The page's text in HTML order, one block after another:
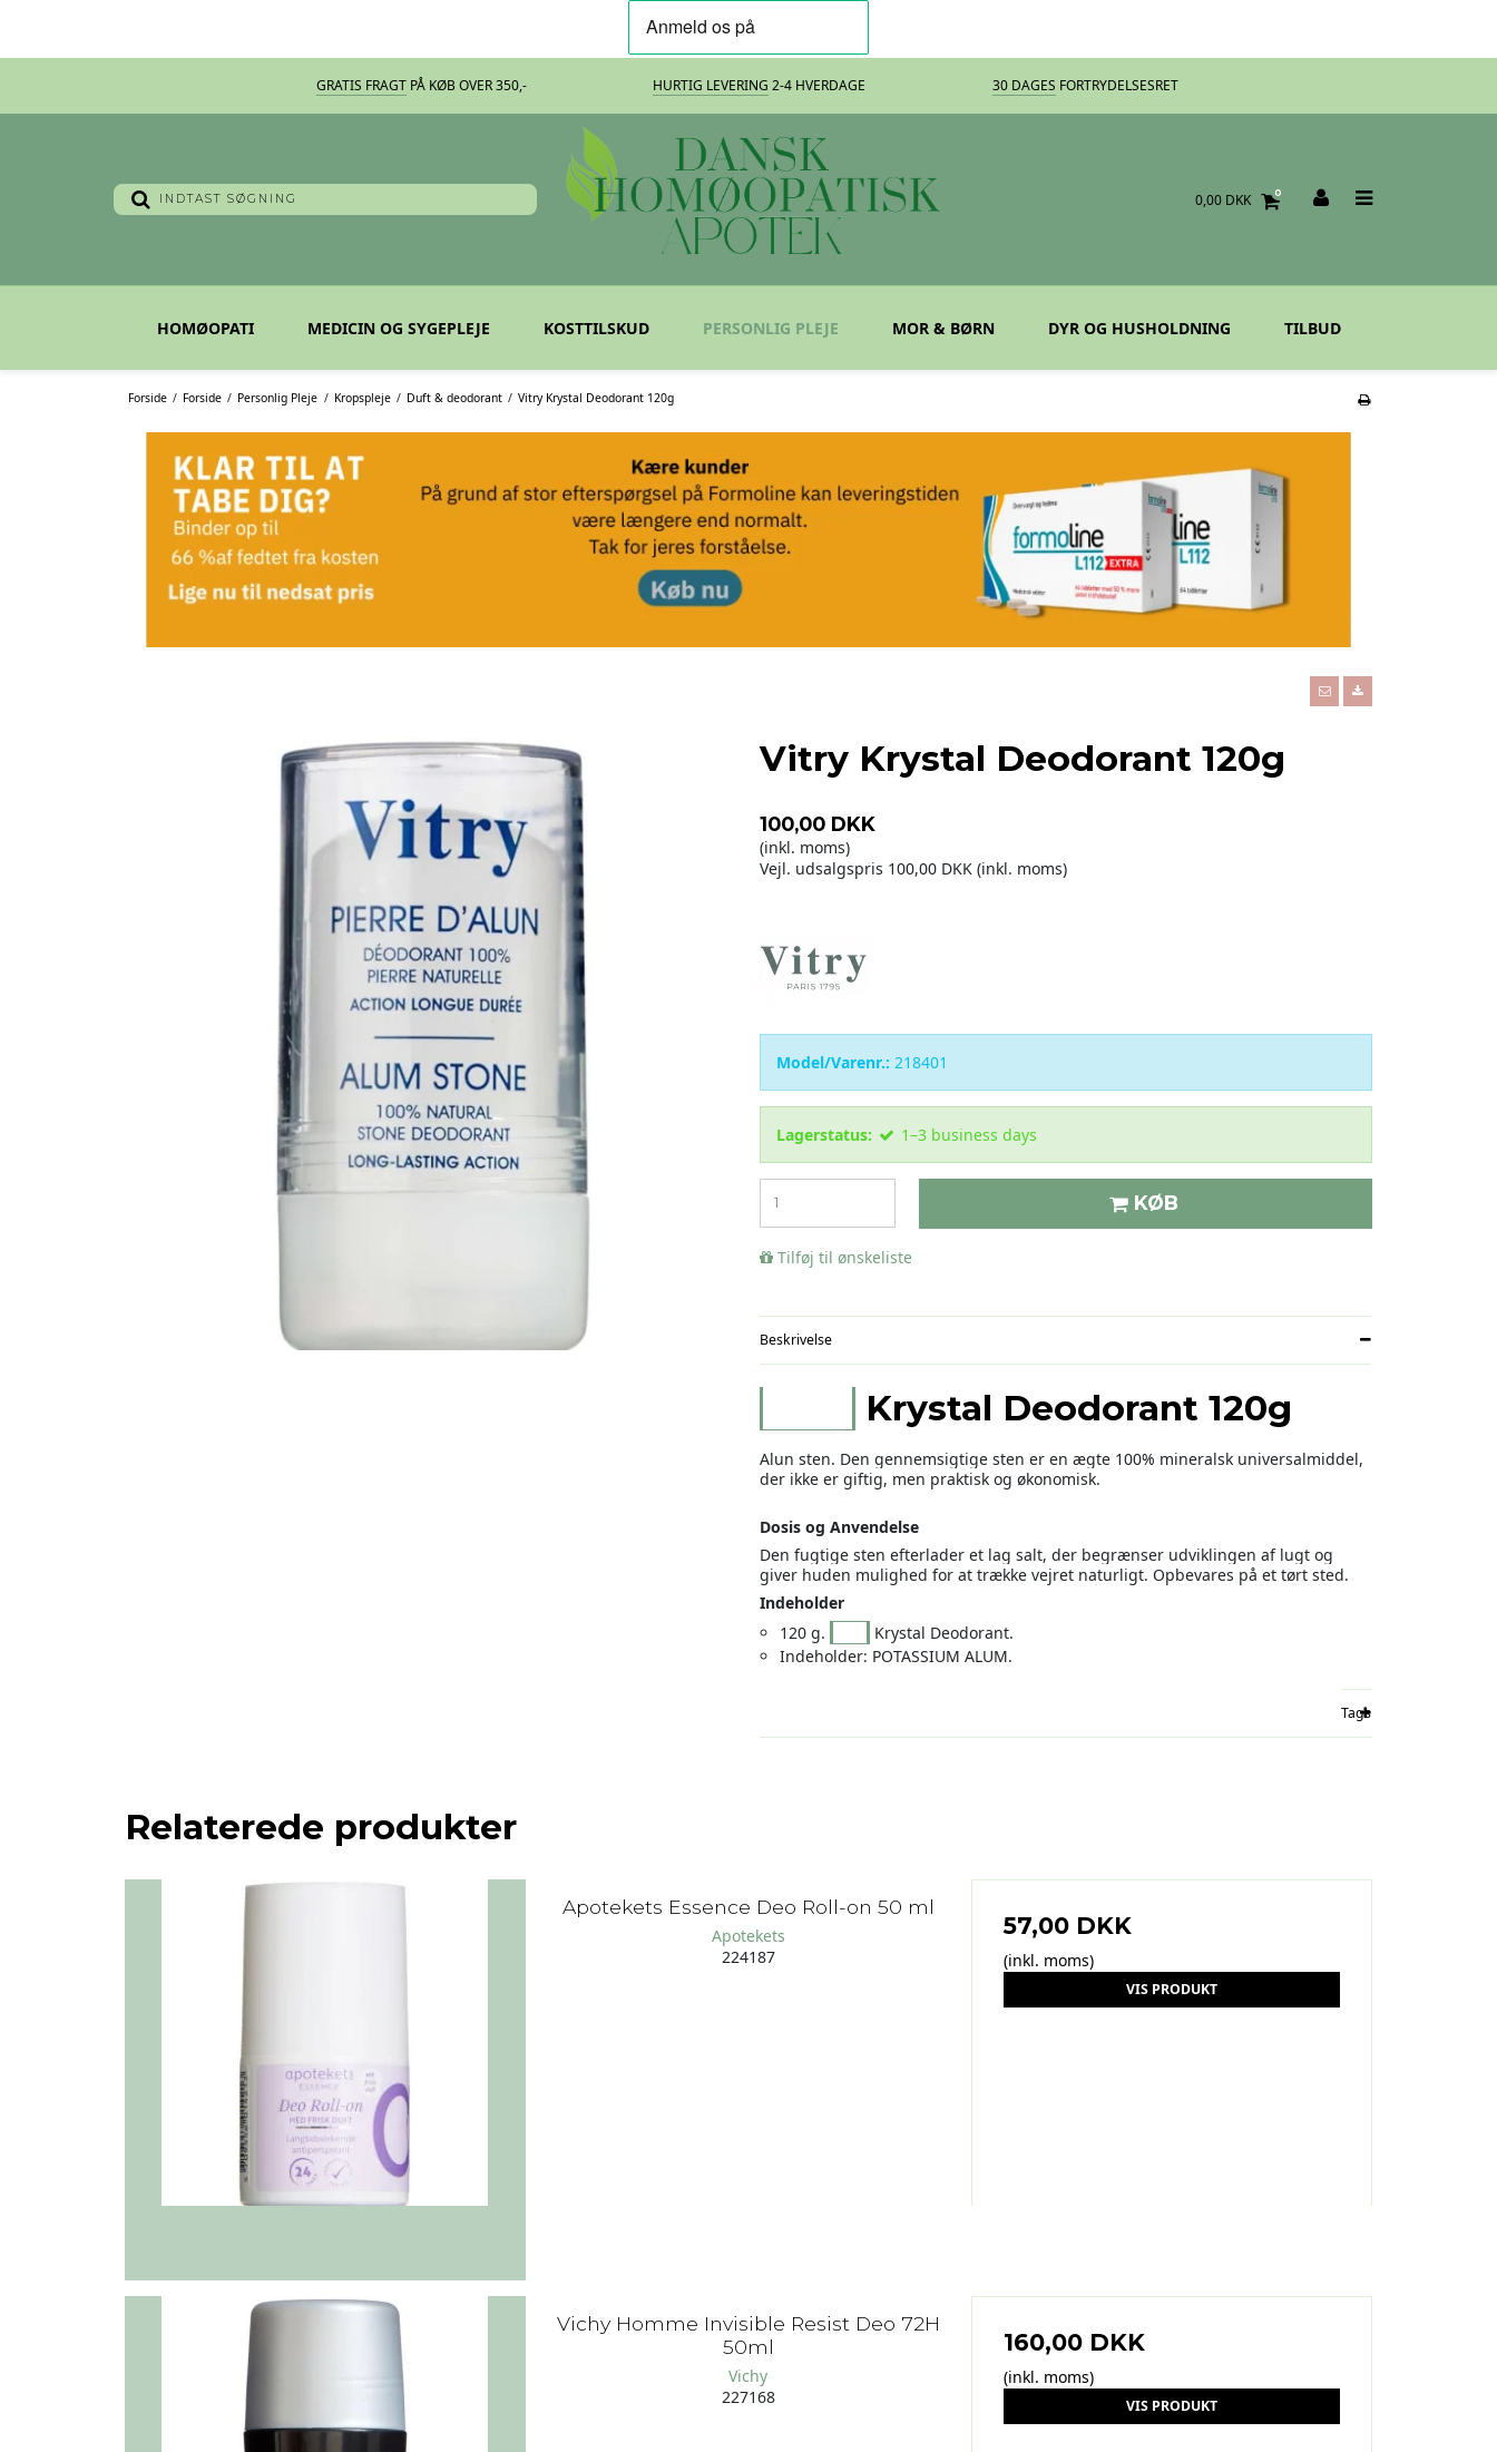
GRATIS FRAGTPÅ KØB OVER 350,- HURTIG LEVERING 2-4 HVERDAGE 30 DAGES FORTRYDELSESRET
0,00 DKK 0
HOMØOPATI MEDICIN OG SYGEPLEJE KOSTTILSKUD PERSONLIG PLEJE MOR & BØRN DYR OG HUSHOLDNING TILBUD
Forside / Forside / Personlig Pleje / Kropspleje / Duft & deodorant / Vitry Krystal Deodorant 120g
Vitry Krystal Deodorant 120g
100,00 DKK
(inkl. moms)
Vejl. udsalgspris 100,00 DKK (inkl. moms)
Model/Varenr.: 218401
Lagerstatus: 1–3 business days
KØB
Tilføj til ønskeliste
Beskrivelse
Krystal Deodorant 120g
Alun sten. Den gennemsigtige sten er en ægte 100% mineralsk universalmiddel,
der ikke er giftig, men praktisk og økonomisk.
Dosis og Anvendelse
Den fugtige sten efterlader et lag salt, der begrænser udviklingen af lugt og
giver huden mulighed for at trække vejret naturligt. Opbevares på et tørt sted.
Indeholder
120 g.
Krystal Deodorant.
Indeholder: POTASSIUM ALUM.
Tags
Relaterede produkter
Apotekets Essence Deo Roll-on 50 ml
Apotekets
224187
57,00 DKK
(inkl. moms)
VIS PRODUKT
Vichy Homme Invisible Resist Deo 72H
50ml
Vichy
227168
160,00 DKK
(inkl. moms)
VIS PRODUKT